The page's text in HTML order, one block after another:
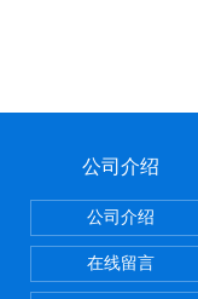
公司介绍
公司介绍
在线留言